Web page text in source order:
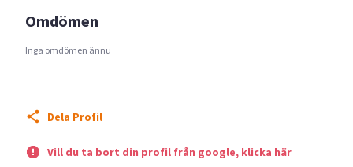
Omdömen
Inga omdömen ännu
Dela Profil
Vill du ta bort din profil från google, klicka här